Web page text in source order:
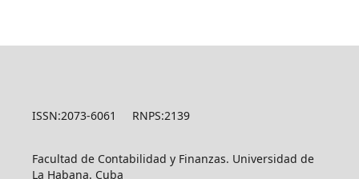
ISSN:2073-6061 RNPS:2139
Facultad de Contabilidad y Finanzas. Universidad de
La Habana. Cuba